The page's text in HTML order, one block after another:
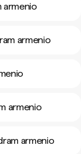
armenio
armenio
armenio
armenio